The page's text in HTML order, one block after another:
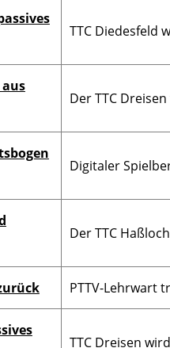
TTC Diedesfeld
Der TTC
Digitaler
Der TTC
PTTV-Lehrwart
TTC Dreisen